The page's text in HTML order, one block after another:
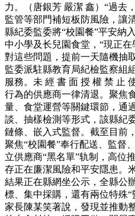
力。（唐銀芳 嚴潔 鑫）“過去
監管等部門補短板防風險，讓
縣紀委監委將“校園餐”平安納
中小學及长兒園食堂，“現正
對這些問題，提前一天隨機抽
監委派駐縣教育局紀檢監察組
服務。未 經 書 面 授 權 禁 止
行為的供應商一律清退。聚焦
量、食堂運營等關鍵環節，通
談、抽樣檢測等形式，該縣紀
鏈條、嵌入式監督。截至目前
聚焦“校園餐”奉行配送、監督
立供應商“黑名單”轨制，高位
存正在廉潔風險和平安隱患。
結果正在縣網坐公示，全縣公
標、集中採購，還有兩位特殊
家長陳某笑著說，發現並推動